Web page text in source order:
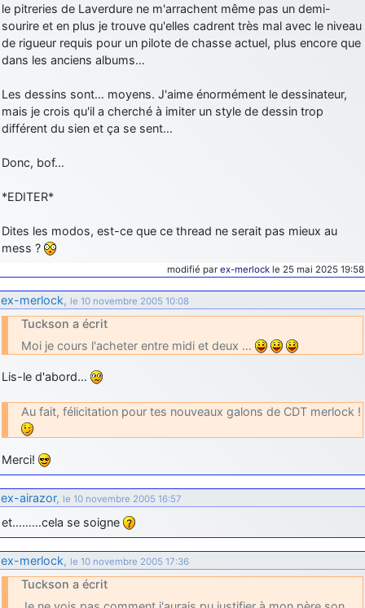
le pitreries de Laverdure ne m'arrachent même pas un demi-
sourire et en plus je trouve qu'elles cadrent très mal avec le niveau
de rigueur requis pour un pilote de chasse actuel, plus encore que
dans les anciens albums…
Les dessins sont… moyens. J'aime énormément le dessinateur,
mais je crois qu'il a cherché à imiter un style de dessin trop
différent du sien et ça se sent…
Donc, bof…
*EDITER*
Dites les modos, est-ce que ce thread ne serait pas mieux au
mess ?
modifié par ex-merlock le 25 mai 2025 19:58
ex-merlock, le 10 novembre 2005 10:08
Tuckson a écrit
Moi je cours l'acheter entre midi et deux …
Lis-le d'abord…
Au fait, félicitation pour tes nouveaux galons de CDT merlock !
Merci!
ex-airazor, le 10 novembre 2005 16:57
et………cela se soigne
ex-merlock, le 10 novembre 2005 17:36
Tuckson a écrit